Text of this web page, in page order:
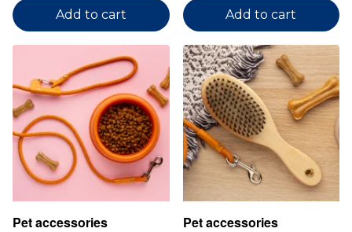
Add to cart Add to cart
Pet accessories Pet accessories